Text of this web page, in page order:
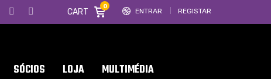
ENTRAR REGISTAR
CART
0
SÓCIOS LOJA MULTIMÉDIA